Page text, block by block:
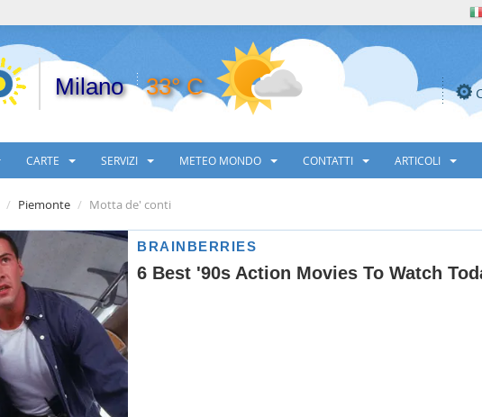
Milano 33° C
CARTE SERVIZI METEO MONDO CONTATTI ARTICOLI
Piemonte Motta de' conti